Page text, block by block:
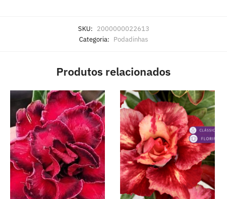
SKU: 2000000022613
Categoria: Podadinhas
Produtos relacionados